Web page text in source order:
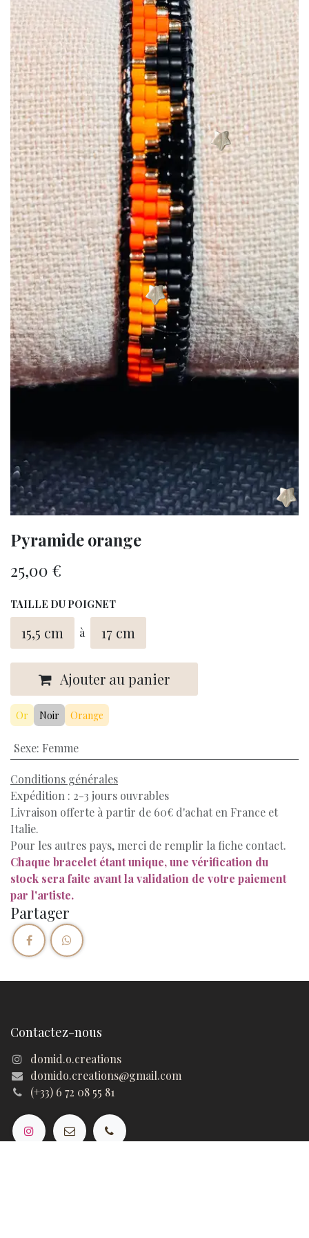
Pyramide orange
25,00 €
TAILLE DU POIGNET
15,5 cm à 17 cm
Ajouter au panier
Or Noir Orange
Sexe: Femme
Conditions générales
Expédition : 2-3 jours ouvrables
Livraison offerte à partir de 60€ d'achat en France et
Italie.
Pour les autres pays, merci de remplir la fiche contact.
Chaque bracelet étant unique, une vérification du
stock sera faite avant la validation de votre paiement
par l'artiste.
Partager
Contactez-nous
domid.o.creations
domido.creations@gmail.com
(+33) 6 72 08 55 81